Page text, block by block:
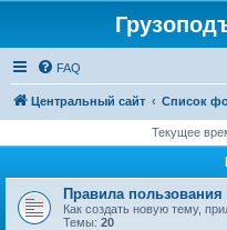
FAQ
Центральный сайт Список
Текущее
Правила
Как создать новую тему,
Темы: 20